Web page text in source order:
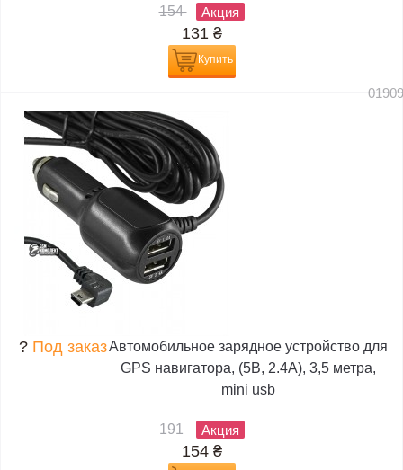
154 Акция
131 ₴
Купить
? Под заказАвтомобильное зарядное устройство для
GPS навигатора, (5В, 2.4А), 3,5 метра,
mini usb
191 Акция
154 ₴